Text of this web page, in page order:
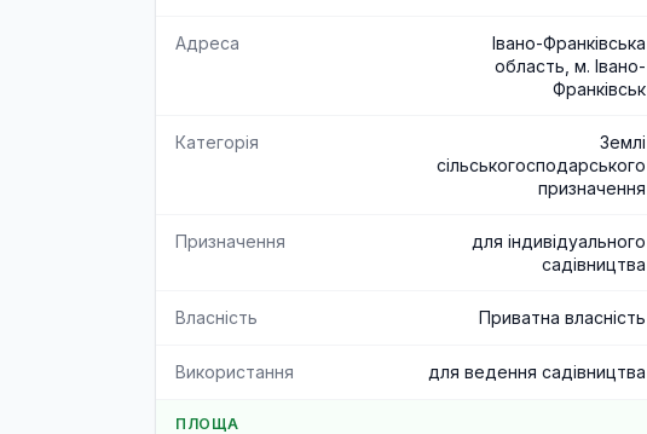
Адреса
Івано-Франківська
область, м. Івано-
Франківськ
Категорія
Землі
сільськогосподарського
призначення
Призначення
для індивідуального
садівництва
Власність Приватна власність
Використання для ведення садівництва
ПЛОЩА